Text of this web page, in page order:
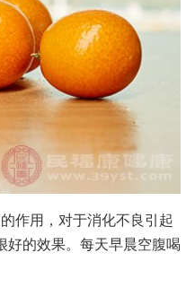
作用，对于消化不良引起
好的效果。每天早晨空腹喝